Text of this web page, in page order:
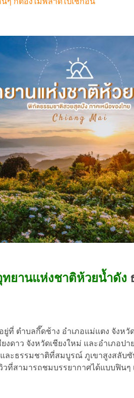
ทยานแห่งชาติห้วยน้ำดัง
ยู่ที่ ตำบลกึ๊ดช้าง อำเภอแม่แตง จังห
ยงดาว จังหวัดเชียงใหม่ และอำเภอ
ละธรรมชาติที่สมบูรณ์ ภูเขาสูงสลับ
ที่สามารถชมบรรยากาศได้แบบฟินๆ